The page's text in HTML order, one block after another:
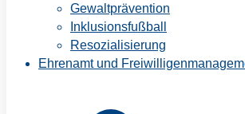
Gewaltprävention
Inklusionsfußball
Resozialisierung
Ehrenamt und